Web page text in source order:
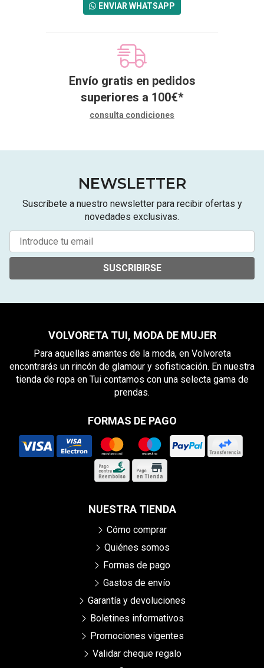
ENVIAR WHATSAPP
Envío gratis en pedidos
superiores a 100€*
consulta condiciones
NEWSLETTER
Suscríbete a nuestro newsletter para recibir ofertas y
novedades exclusivas.
SUSCRIBIRSE
VOLVORETA TUI, MODA DE MUJER
Para aquellas amantes de la moda, en Volvoreta
encontrarás un rincón de glamour y sofisticación. En nuestra
tienda de ropa en Tui contamos con una selecta gama de
prendas.
FORMAS DE PAGO
NUESTRA TIENDA
Cómo comprar
Quiénes somos
Formas de pago
Gastos de envío
Garantía y devoluciones
Boletines informativos
Promociones vigentes
Validar cheque regalo